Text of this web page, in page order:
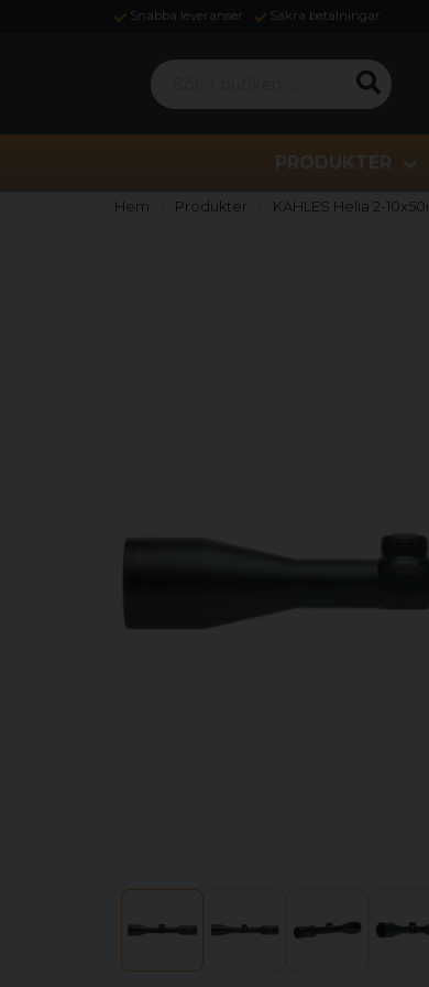
Snabba leveranser Säkra betalningar
Sök i butiken ...
PRODUKTER
Hem Produkter KAHLES Helia 2-10x50i